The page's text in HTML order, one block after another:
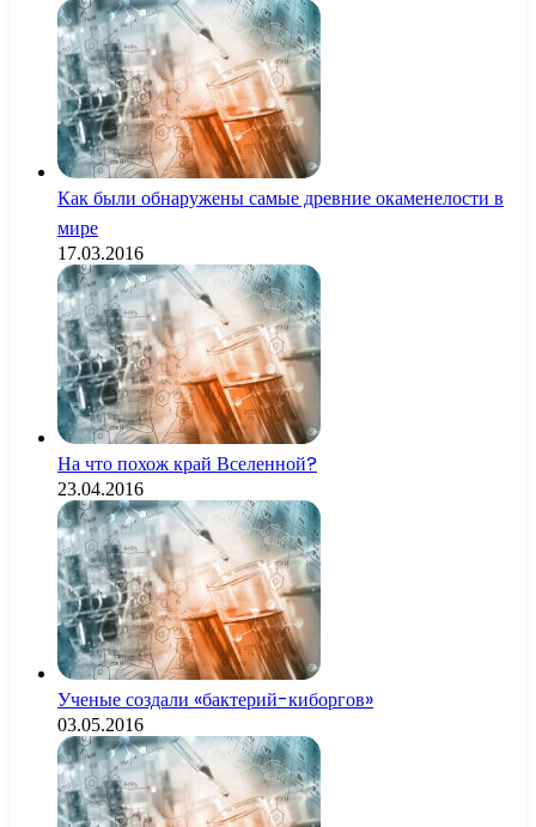
Как были обнаружены самые древние окаменелости в
мире
17.03.2016
На что похож край Вселенной?
23.04.2016
Ученые создали «бактерий-киборгов»
03.05.2016